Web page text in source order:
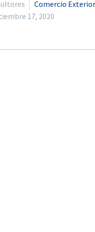
Comercio Exterior
17, 2020